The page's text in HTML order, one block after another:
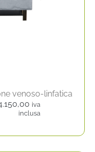
venoso-linfatica
iva
inclusa